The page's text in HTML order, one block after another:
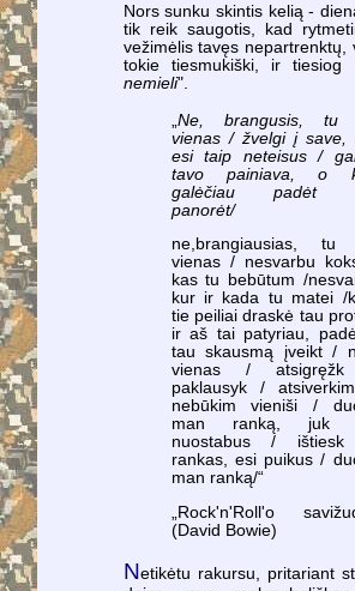
Nors sunku skintis kelią -
tik reik saugotis, kad
vežimėlis tavęs nepartrenktų,
tokie tiesmukiški, ir tiesiog
nemieli".
Ne, brangusis, tu
vienas / žvelgi į save,
esi taip neteisus /
tavo painiava, o
galėčiau padėt
panorėt/
ne,brangiausias, tu
vienas / nesvarbu
kas tu bebūtum /
kur ir kada tu matei /
tie peiliai draskė tau
ir aš tai patyriau,
tau skausmą įveikt /
vienas /
paklausyk /
nebūkim vieniši /
man ranką, juk
nuostabus /
rankas, esi puikus /
man ranką/“
„Rock'n'Roll'o
(David Bowie)
Netikėtu rakursu, pritariant